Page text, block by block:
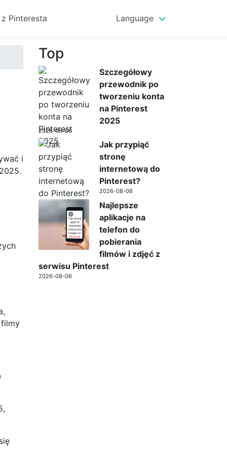
Pinteresta Language
i
Top
Szczegółowy
przewodnik po
tworzeniu konta
na Pinterest
2025
2026-08-06
Jak przypiąć
stronę
internetową do
Pinterest?
2026-08-06
Najlepsze
aplikacje na
telefon do
pobierania
filmów i zdjęć z
serwisu Pinterest
2026-08-06